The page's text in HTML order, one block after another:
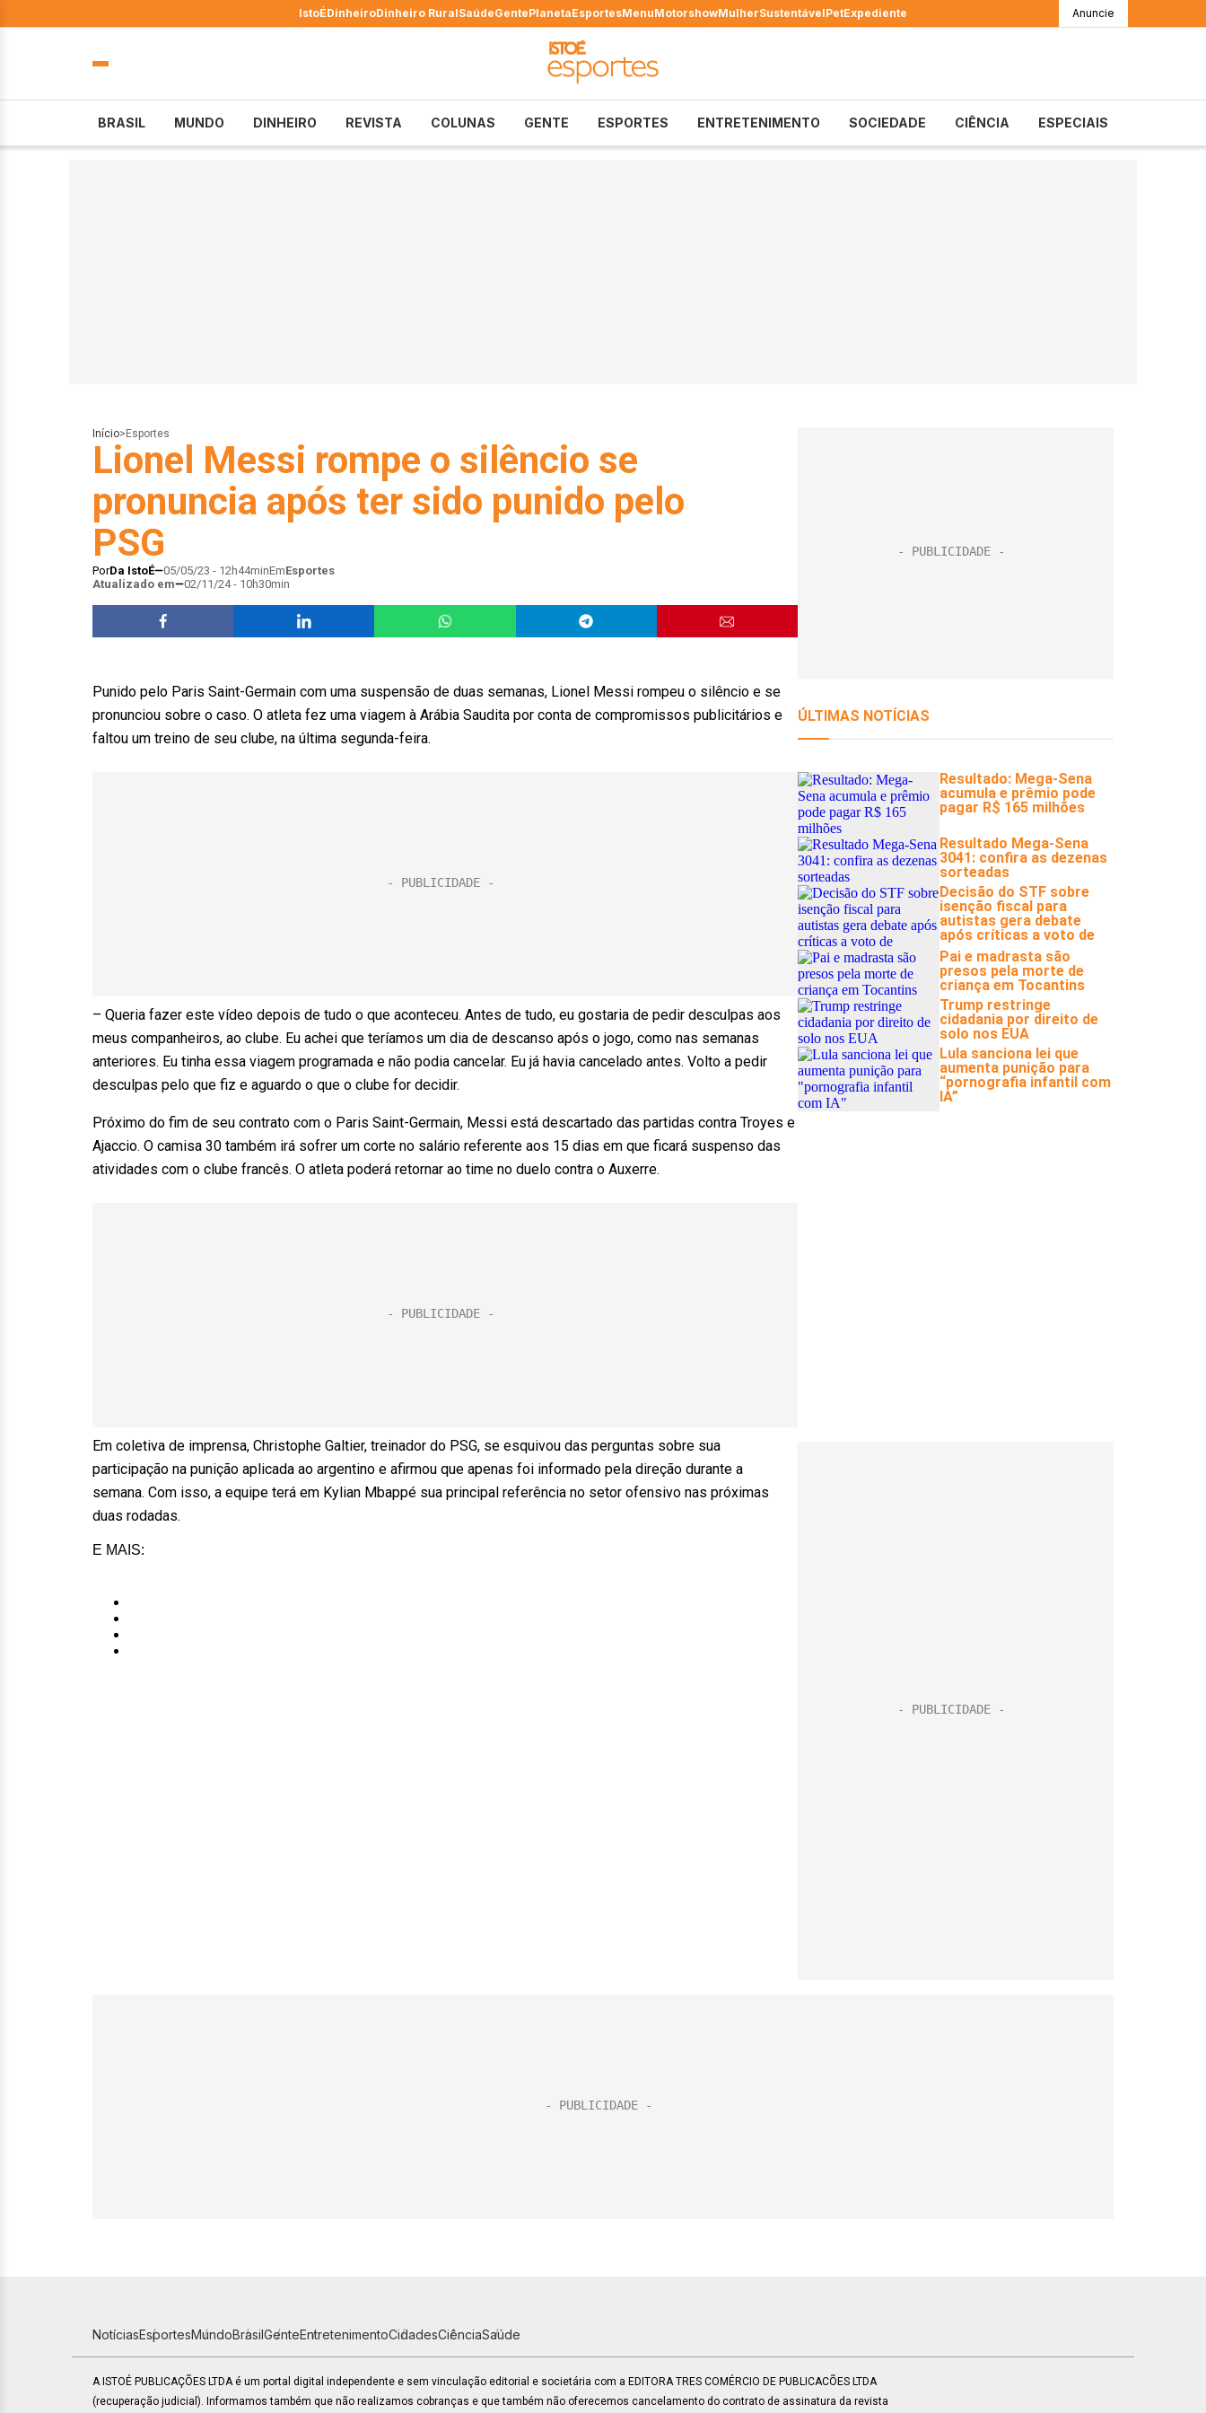
IstoÉDinheiroDinheiro RuralSaúdeGentePlanetaEsportesMenuMotorshowMulherSustentávelPetExpediente Anuncie
BRASIL MUNDO DINHEIRO REVISTA COLUNAS GENTE ESPORTES ENTRETENIMENTO SOCIEDADE CIÊNCIA ESPECIAIS
Início> Esportes
Lionel Messi rompe o silêncio se
pronuncia após ter sido punido pelo
PSG
PorDa IstoÉ 05/05/23 - 12h44minEmEsportes
Atualizado em
02/11/24 - 10h30min
Punido pelo Paris Saint-Germain com uma suspensão de duas semanas, Lionel Messi rompeu o silêncio e se
pronunciou sobre o caso. O atleta fez uma viagem à Arábia Saudita por conta de compromissos publicitários e
faltou um treino de seu clube, na última segunda-feira.
– Queria fazer este vídeo depois de tudo o que aconteceu. Antes de tudo, eu gostaria de pedir desculpas aos
meus companheiros, ao clube. Eu achei que teríamos um dia de descanso após o jogo, como nas semanas
anteriores. Eu tinha essa viagem programada e não podia cancelar. Eu já havia cancelado antes. Volto a pedir
desculpas pelo que fiz e aguardo o que o clube for decidir.
Próximo do fim de seu contrato com o Paris Saint-Germain, Messi está descartado das partidas contra Troyes e
Ajaccio. O camisa 30 também irá sofrer um corte no salário referente aos 15 dias em que ficará suspenso das
atividades com o clube francês. O atleta poderá retornar ao time no duelo contra o Auxerre.
Em coletiva de imprensa, Christophe Galtier, treinador do PSG, se esquivou das perguntas sobre sua
participação na punição aplicada ao argentino e afirmou que apenas foi informado pela direção durante a
semana. Com isso, a equipe terá em Kylian Mbappé sua principal referência no setor ofensivo nas próximas
duas rodadas.
E MAIS:
NotíciasEsportesMundoBrasilGenteEntretenimentoCidadesCiênciaSaúde
A ISTOÉ PUBLICAÇÕES LTDA é um portal digital independente e sem vinculação editorial e societária com a EDITORA TRES COMÉRCIO DE PUBLICACÕES LTDA
(recuperação judicial). Informamos também que não realizamos cobranças e que também não oferecemos cancelamento do contrato de assinatura da revista